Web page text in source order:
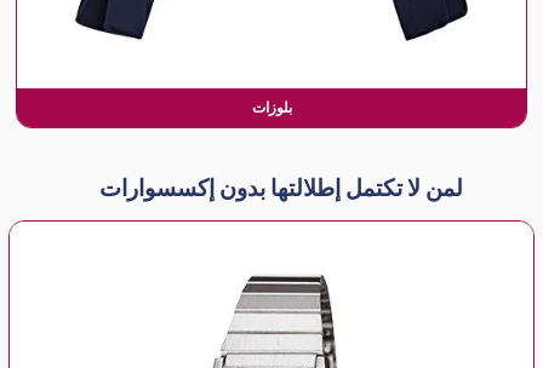
بلوزات
لمن لا تكتمل إطلالتها بدون إكسسوارات